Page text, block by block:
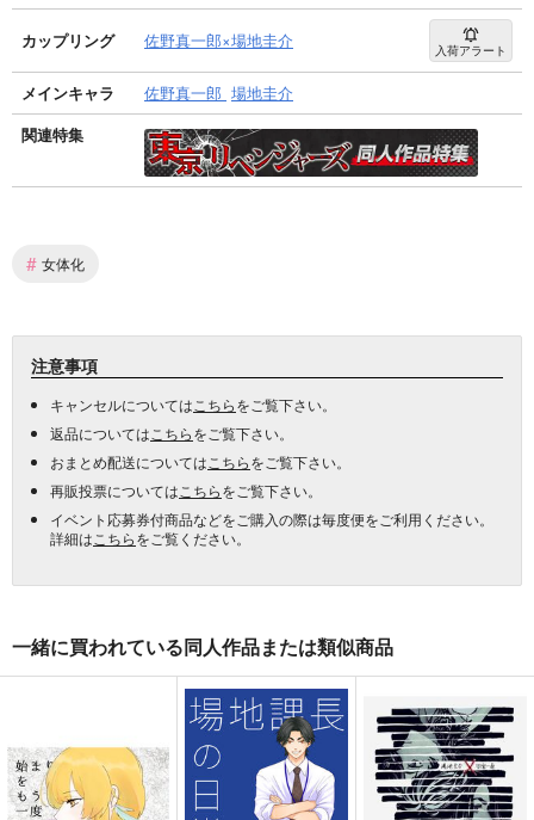
カップリング 佐野真一郎×場地圭介 入荷アラート
メインキャラ 佐野真一郎 場地圭介
関連特集
# 女体化
注意事項
キャンセルについては こちらをご覧下さい。
返品については こちらをご覧下さい。
おまとめ配送については こちらをご覧下さい。
再販投票については こちらをご覧下さい。
イベント応募券付商品などをご購入の際は毎度便をご利用ください。
詳細は こちらをご覧ください。
一緒に買われている同人作品または類似商品